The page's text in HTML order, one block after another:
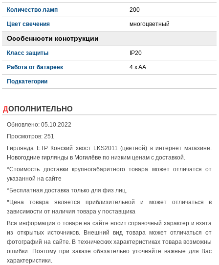
Количество ламп 200
Цвет свечения многоцветный
Особенности конструкции
Класс защиты IP20
Работа от батареек 4 x AA
Подкатегории
ДОПОЛНИТЕЛЬНО
Обновлено: 05.10.2022
Просмотров: 251
Гирлянда ETP Конский хвост LKS2011 (цветной) в интернет магазине.
Новогодние гирлянды в Могилёве по низким ценам с доставкой.
*Стоимость доставки крупногабаритного товара может отличатся от
указанной на сайте
*Бесплатная доставка только для физ лиц.
*Цена товара является приблизительной и может отличаться в
зависимости от наличия товара у поставщика
Вся информация о товаре на сайте носит справочный характер и взята
из открытых источников. Внешний вид товара может отличаться от
фотографий на сайте. В технических характеристиках товара возможны
ошибки. Поэтому при заказе обязательно уточняйте важные для Вас
характеристики.